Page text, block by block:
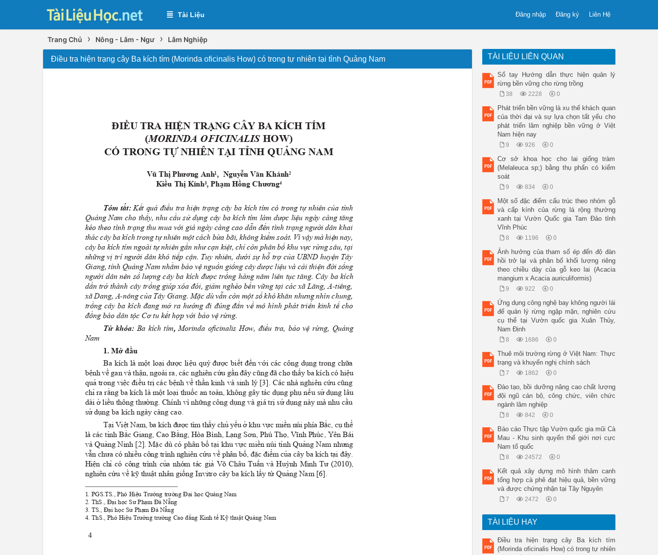
Tài Liệu Liên Hệ
Đăng ký
Đăng nhập
Trang Chủ › Nông - Lâm - Ngư › Lâm Nghiệp
Điều tra hiện trạng cây Ba kích tím (Morinda oficinalis How) có trong tự nhiên tại tỉnh Quảng Nam
ĐIỀU TRA HIỆN TRẠNG CÂY BA KÍCH TÍM
(Morinda oficinalis How)
CÓ TRoNG TỰ NHIÊN TẠI TỈNH QUẢNG NAM
Vũ Thị Phương Anh1 , Nguyễn Văn Khánh2
Kiều Thị Kính3, Phạm Hồng Chương4
Tóm tắt:Kết quả điều tra hiện trạng cây ba kích tím có trong tự nhiên của tỉnh
Quảng Nam cho thấy, nhu cầu sử dụng cây ba kích tím làm dược liệu ngày càng tăng
kéo theo tình trạng thu mua với giá ngày càng cao dẫn đến tình trạng người dân khai
thác cây ba kích trong tự nhiên một cách bừa bãi, không kiểm soát. Vì vậy mà hiện nay,
cây ba kích tím ngoài tự nhiên gần như cạn kiệt, chỉ còn phân bố khu vực rừng sâu, tại
những vị trí người dân khó tiếp cận. Tuy nhiên, dưới sự hỗ trợ của UBND huyện Tây
Giang, tỉnh Quảng Nam nhằm bảo vệ nguồn giống cây dược liệu và cải thiện đời sống
người dân nên số lượng cây ba kích được trồng hàng năm liên tục tăng. Cây ba kích
dần trở thành cây trồng giúp xóa đói, giảm nghèo bền vững tại các xã Lăng, A-tiêng,
xã Dang, A-nông của Tây Giang. Mặc dù vẫn còn một số khó khăn nhưng nhìn chung,
trồng cây ba kích đang mở ra hướng đi đúng đắn về mô hình phát triển kinh tế cho
đồng bào dân tộc Cơ tu kết hợp với bảo vệ rừng.
Từ khóa: Ba kích tím,Morinda oﬁcinalis How, điều tra, bảo vệ rừng, Quảng
Nam
1. Mở đầu
Ba kích là một loại dược liệu quý được biết đến với các công dụng trong chữa
bệnh về gan và thận, ngoài ra, các nghiên cứu gần đây cũng đã cho thấy ba kích có hiệu
quả trong việc điều trị các bệnh về thần kinh và sinh lý [3]. Các nhà nghiên cứu cũng
chỉ ra rằng ba kích là một loại thuốc an toàn, không gây tác dụng phụ nếu sử dụng lâu
dài ở liều thông thường. Chính vì những công dụng và giá trị sử dụng này mà nhu cầu
sử dụng ba kích ngày càng cao.
Tại Việt Nam, ba kích được tìm thấy chủ yếu ở khu vực miền núi phía Bắc, cụ thể
là các tỉnh Bắc Giang, Cao Bằng, Hòa Bình, Lạng Sơn, Phú Thọ, Vĩnh Phúc, Yên Bái
và Quảng Ninh [2]. Mặc dù có phân bố tại khu vực miền núi tỉnh Quảng Nam nhưng
vẫn chưa có nhiều công trình nghiên cứu về phân bố, đặc điểm của cây ba kích tại đây.
Hiện chỉ có công trình của nhóm tác giả Võ Châu Tuấn và Huỳnh Minh Tư (2010),
nghiên cứu về kỹ thuật nhân giống Invitro cây ba kích lấy từ Quảng Nam [6].
1. PGS.TS., Phó Hiệu Trưởng trường Đại học Quảng Nam
2. ThS., Đại học Sư Phạm Đà Nẵng
3. TS., Đại học Sư Phạm Đà Nẵng
4. ThS., Phó Hiệu Trưởng trường Cao đẳng Kinh tế Kỹ thuật Quảng Nam
4
TÀI LIỆU LIÊN QUAN
Sổ tay Hướng dẫn thực hiện quản lý
rừng bền vững cho rừng trồng
38 2228 0
Phát triển bền vững là xu thế khách quan
của thời đại và sự lựa chọn tất yếu cho
phát triển lâm nghiệp bền vững ở Việt
Nam hiện nay
9 926 0
Cơ sở khoa học cho lai giống tràm
(Melaleuca sp;) bằng thụ phấn có kiểm
soát
9 834 0
Một số đặc điểm cấu trúc theo nhóm gỗ
và cấp kính của rừng lá rộng thường
xanh tại Vườn Quốc gia Tam Đảo tỉnh
Vĩnh Phúc
8 1196 0
Ảnh hưởng của tham số ép đến độ đàn
hồi trở lại và phân bố khối lượng riêng
theo chiều dày của gỗ keo lai (Acacia
mangium x Acacia auriculiformis)
9 922 0
Ứng dụng công nghệ bay không người lái
để quản lý rừng ngập mặn, nghiên cứu
cụ thể tại Vườn quốc gia Xuân Thủy,
Nam Định
8 1686 0
Thuê môi trường rừng ở Việt Nam: Thực
trạng và khuyến nghị chính sách
7 1862 0
Đào tạo, bồi dưỡng nâng cao chất lượng
đội ngũ cán bộ, công chức, viên chức
ngành lâm nghiệp
8 842 0
Báo cáo Thực tập Vườn quốc gia mũi Cà
Mau - Khu sinh quyển thế giới nơi cực
Nam tổ quốc
8 24572 0
Kết quả xây dựng mô hình thâm canh
tổng hợp cà phê đạt hiệu quả, bền vững
và được chứng nhận tại Tây Nguyên
7 2472 0
TÀI LIỆU HAY
Điều tra hiện trạng cây Ba kích tím
(Morinda oficinalis How) có trong tự nhiên